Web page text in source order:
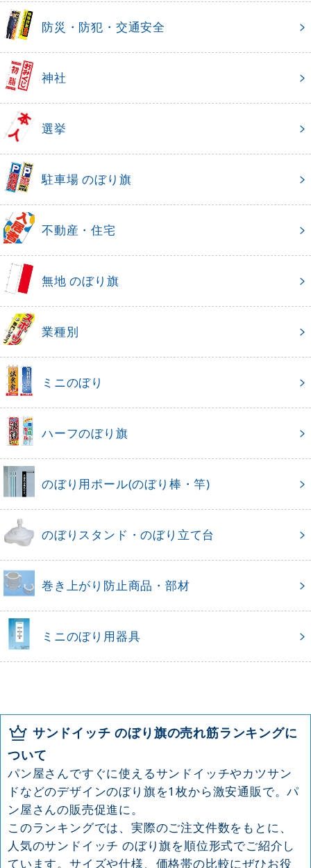
防災・防犯・交通安全
神社
選挙
駐車場 のぼり旗
不動産・住宅
無地 のぼり旗
業種別
ミニのぼり
ハーフのぼり旗
のぼり用ポール(のぼり棒・竿)
のぼりスタンド・のぼり立て台
巻き上がり防止商品・部材
ミニのぼり用器具
サンドイッチ のぼり旗の売れ筋ランキングに
ついて
パン屋さんですぐに使えるサンドイッチやカツサン
ドなどのデザインのぼり旗を1枚から激安通販で。パ
ン屋さんの販売促進に。
このランキングでは、実際のご注文件数をもとに、
人気のサンドイッチ のぼり旗を順位形式でご紹介し
ています。サイズや仕様、価格帯の比較にぜひお役